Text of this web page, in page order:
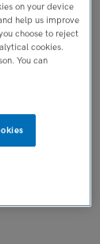
on your device
help us improve
choose to reject
cookies.
You can